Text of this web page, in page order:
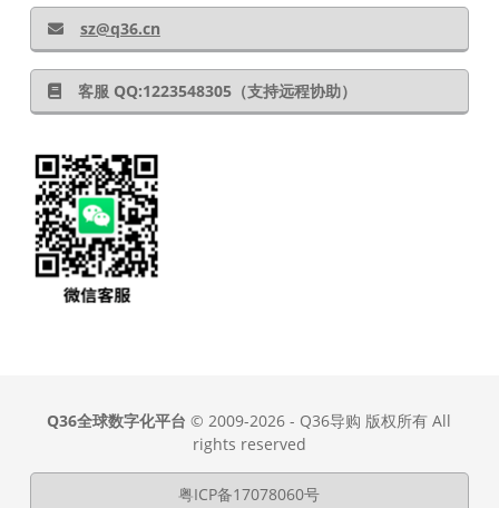
sz@q36.cn
客服 QQ:1223548305（支持远程协助）
Q36全球数字化平台 © 2009-2026 - Q36导购 版权所有 All
rights reserved
粤ICP备17078060号